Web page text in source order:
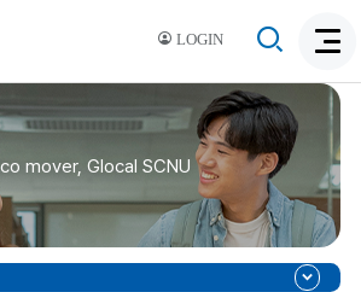
LOGIN
색
활
성
색
mover, Glocal SCNU